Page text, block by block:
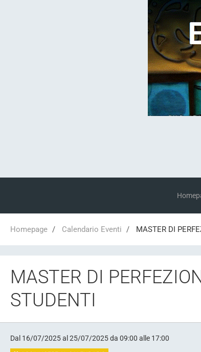
Homepage Calendario Eventi MASTER DI
MASTER DI
STUDENTI
Dal 16/07/2025al 25/07/2025da 09:00 alle 17:00